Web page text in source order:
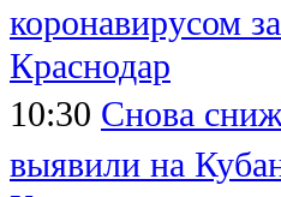
коронавирусом
Краснодар
10:30 Снова
выявили на